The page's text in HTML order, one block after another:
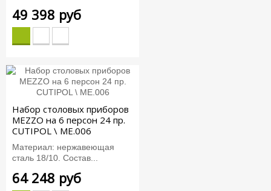
49 398 руб
Набор столовых приборов
MEZZO на 6 персон 24 пр.
CUTIPOL \ ME.006
Материал: нержавеющая
сталь 18/10. Состав...
64 248 руб